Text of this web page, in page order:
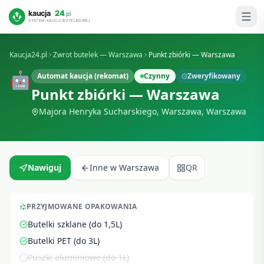
Kaucja24.pl Zwrot butelek —Warszawa Punkt zbiórki — Warszawa
🤖 Automat kaucja (rekomat) Czynny Zweryfikowany
Punkt zbiórki — Warszawa
Majora Henryka Sucharskiego, Warszawa, Warszawa
Nawiguj Inne w Warszawa QR
PRZYJMOWANE OPAKOWANIA
Butelki szklane (do 1,5L)
Butelki PET (do 3L)
Puszki aluminiowe (do 1L)